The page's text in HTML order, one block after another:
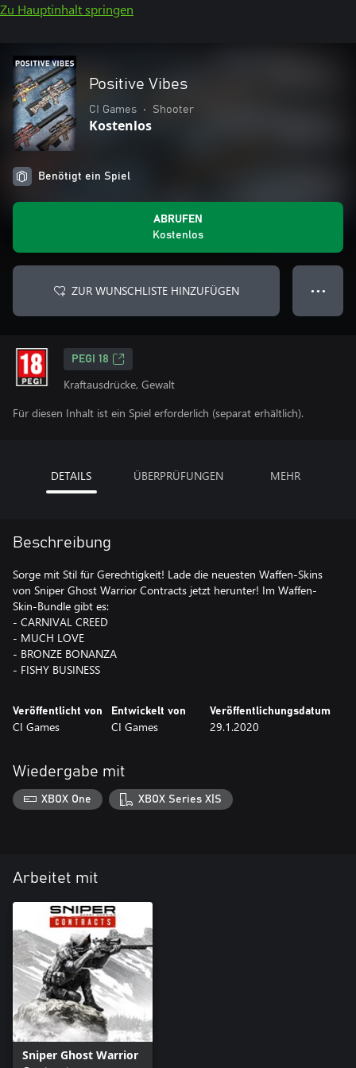
Zu Hauptinhalt springen
Positive Vibes
CI Games • Shooter
Kostenlos
Benötigt ein Spiel
ABRUFEN
Kostenlos
ZUR WUNSCHLISTE HINZUFÜGEN ● ● ●
PEGI 18
Kraftausdrücke, Gewalt
Für diesen Inhalt ist ein Spiel erforderlich (separat erhältlich).
DETAILS ÜBERPRÜFUNGEN MEHR
Beschreibung
Sorge mit Stil für Gerechtigkeit! Lade die neuesten Waffen-Skins
von Sniper Ghost Warrior Contracts jetzt herunter! Im Waffen-
Skin-Bundle gibt es:
- CARNIVAL CREED
- MUCH LOVE
- BRONZE BONANZA
- FISHY BUSINESS
Veröffentlicht von
CI Games
Entwickelt von
CI Games
Veröffentlichungsdatum
29.1.2020
Wiedergabe mit
XBOX One XBOX Series X|S
Arbeitet mit
Sniper Ghost Warrior